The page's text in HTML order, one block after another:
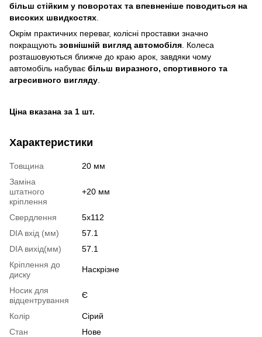
більш стійким у поворотах та впевненіше поводиться на
високих швидкостях
Окрім практичних переваг, колісні проставки значно
покращують зовнішній вигляд автомобіля . Колеса
розташовуються ближче до краю арок, завдяки чому
автомобіль набуває більш виразного, спортивного та
агресивного вигляду
Ціна вказана за 1 шт.
Характеристики
Товщина
20 мм
Заміна
штатного
кріплення
+20 мм
Свердлення
5х112
DIA вхід (мм)
57.1
DIA вихід(мм)
57.1
Кріплення до
диску
Наскрізне
Носик для
відцентрування
Є
Колір
Сірий
Стан
Нове